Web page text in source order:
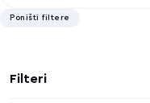
Poništi filtere
Filteri